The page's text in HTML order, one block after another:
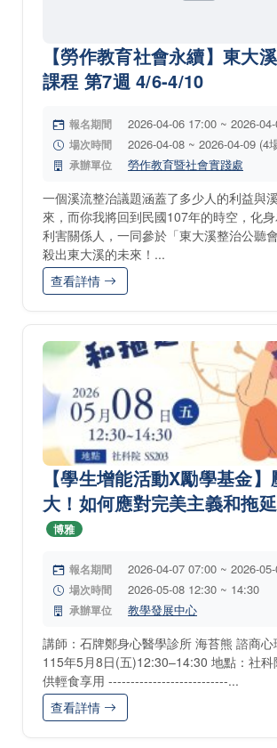
【勞作教育社會永續】東大
課程 第7週 4/6-4/10
報名期間 2026-04-06 17:00 ~ 2026-
場次時間 2026-04-08 ~ 2026-04-09 (4
承辦單位 勞作教育暨社會實踐處
一個溪流整治議題涵蓋了多少人的利益與
來，而你我將回到民國107年的時空，化
利害關係人，一同參於「東大溪整治公聽
殺出東大溪的未來！...
查看詳情
【學生增能活動X勵學基金
大！如何應對完美主義和拖
博雅
報名期間 2026-04-07 07:00 ~ 2026-
場次時間 2026-05-08 12:30 ~ 14:30
承辦單位 教學發展中心
講師：石牌鄭身心醫學診所 海苔熊 諮商心
115年5月8日(五)12:30–14:30 地點：社科
供輕食享用 ---------------------------...
查看詳情